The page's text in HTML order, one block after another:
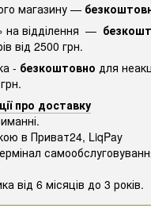
магазину —
відділення —
від 2500 грн.
- безкоштовно для
про доставку
в Приват24, ​​LiqPay
від 6 місяців до 3 років.